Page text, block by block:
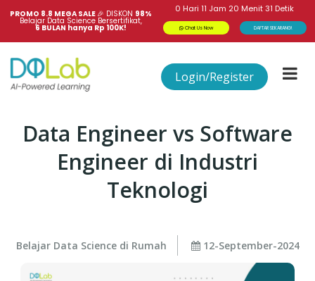
PROMO 8.8 MEGA SALE 🎉 DISKON 98%
Belajar Data Science Bersertifikat,
6 BULAN hanya Rp 100K!
0 Hari 11 Jam 20 Menit31 Detik
Chat Us Now DAFTAR SEKARANG!
Login/Register
Data Engineer vs Software
Engineer di Industri
Teknologi
Belajar Data Science di Rumah 12-September-2024